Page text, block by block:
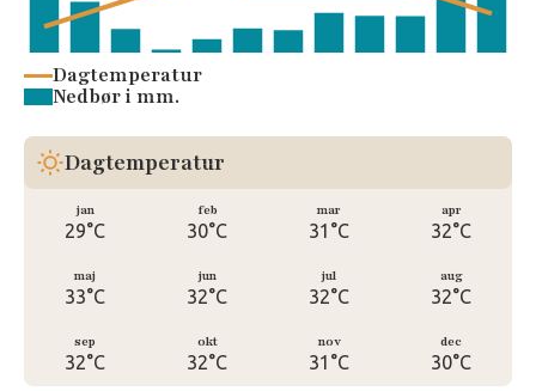
Dagtemperatur
Nedbør i mm.
Dagtemperatur
jan
29°C
feb
30°C
mar
31°C
apr
32°C
maj
33°C
jun
32°C
jul
32°C
aug
32°C
sep
32°C
okt
32°C
nov
31°C
dec
30°C